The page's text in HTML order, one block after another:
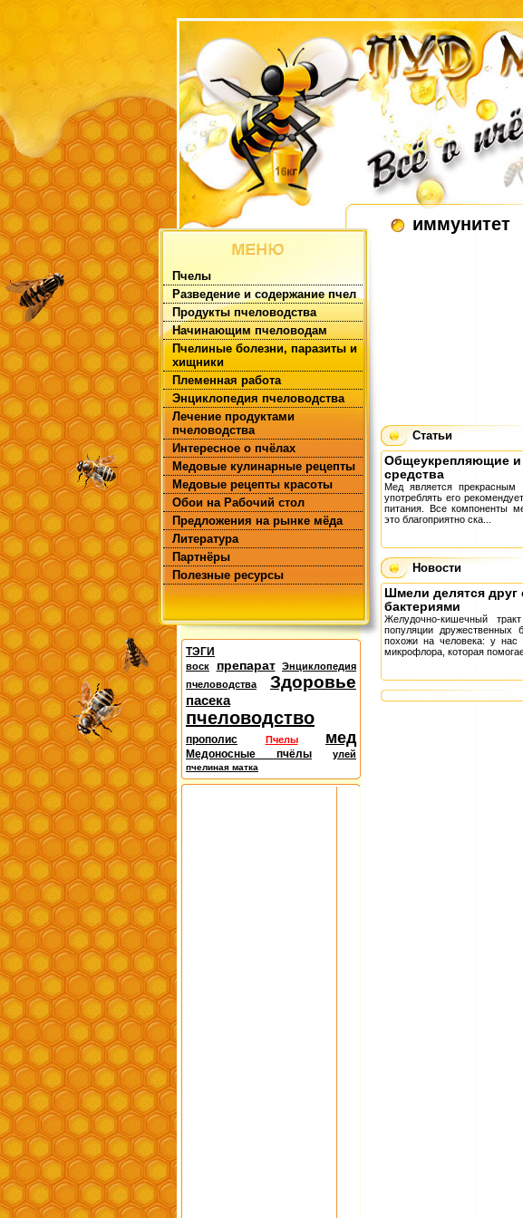
Пчелы
Разведение и содержание пчел
Продукты пчеловодства
Начинающим пчеловодам
Пчелиные болезни, паразиты и
хищники
Племенная работа
Энциклопедия пчеловодства
Лечение продуктами
пчеловодства
Интересное о пчёлах
Медовые кулинарные рецепты
Медовые рецепты красоты
Обои на Рабочий стол
Предложения на рынке мёда
Литература
Партнёры
Полезные ресурсы
ТЭГИ
воск препарат
Энциклопедия
пчеловодства
Здоровье
пасека
пчеловодство
прополис Пчелы мед
Медоносные пчёлы улей
пчелиная матка
иммунитет
Статьи
Общеукрепляющие
средства
Мед является прекрасным
употреблять его
питания. Все компоненты
это благоприятно ска...
Новости
Шмели делятся
бактериями
Желудочно-кишечный
популяции
похожи на человека: у
микрофлора, которая